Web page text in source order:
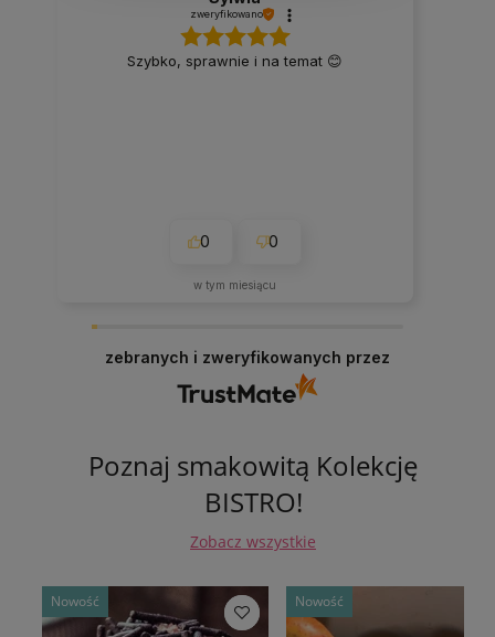
zweryfikowano
Szybko, sprawnie i na temat 😊
0 0
w tym miesiącu
zebranych i zweryfikowanych przez
Poznaj smakowitą Kolekcję
BISTRO!
Zobacz wszystkie
Nowość Nowość